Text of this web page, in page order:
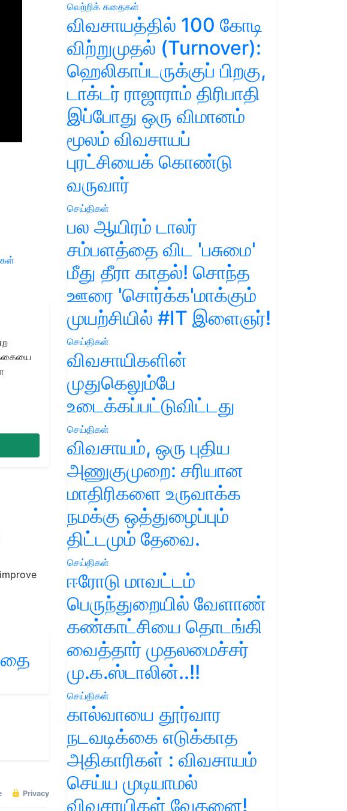
வெற்றிக் கதைகள்
விவசாயத்தில் 100 கோடி
விற்றுமுதல் (Turnover):
ஹெலிகாப்டருக்குப் பிறகு,
டாக்டர் ராஜாராம் திரிபாதி
இப்போது ஒரு விமானம்
மூலம் விவசாயப்
புரட்சியைக் கொண்டு
வருவார்
செய்திகள்
பல ஆயிரம் டாலர்
சம்பளத்தை விட 'பசுமை'
மீது தீரா காதல்! சொந்த
ஊரை 'சொர்க்க'மாக்கும்
முயற்சியில் #IT இளைஞர்!
செய்திகள்
விவசாயிகளின்
முதுகெலும்பே
உடைக்கப்பட்டுவிட்டது
செய்திகள்
விவசாயம், ஒரு புதிய
அணுகுமுறை: சரியான
மாதிரிகளை உருவாக்க
நமக்கு ஒத்துழைப்பும்
திட்டமும் தேவை.
செய்திகள்
ஈரோடு மாவட்டம்
பெருந்துறையில் வேளாண்
கண்காட்சியை தொடங்கி
வைத்தார் முதலமைச்சர்
மு.க.ஸ்டாலின்..!!
செய்திகள்
கால்வாயை தூர்வார
நடவடிக்கை எடுக்காத
அதிகாரிகள் : விவசாயம்
செய்ய முடியாமல்
விவசாயிகள் வேதனை!